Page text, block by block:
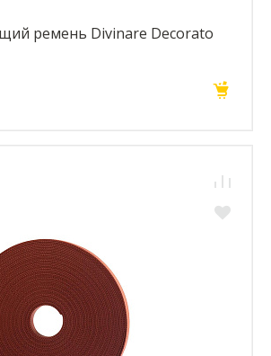
ремень Divinare Decorato